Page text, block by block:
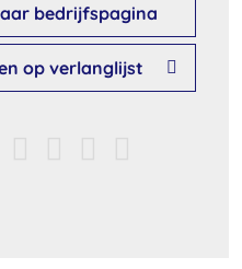
bedrijfspagina
op verlanglijst